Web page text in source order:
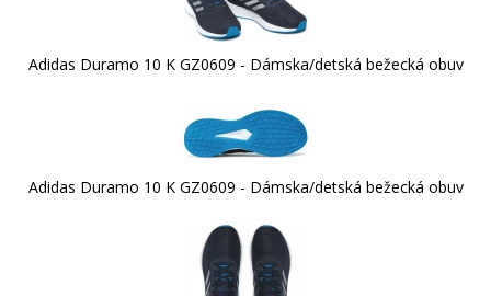
Adidas Duramo 10 K GZ0609 - Dámska/detská bežecká obuv
Adidas Duramo 10 K GZ0609 - Dámska/detská bežecká obuv